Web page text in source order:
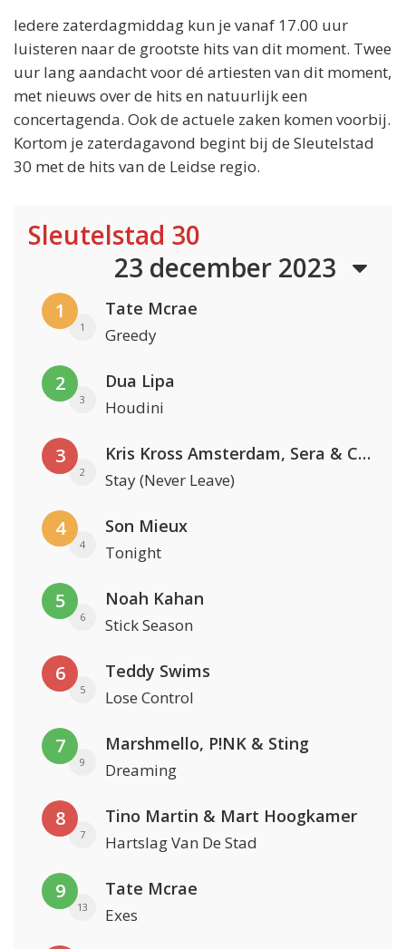
Iedere zaterdagmiddag kun je vanaf 17.00 uur
luisteren naar de grootste hits van dit moment. Twee
uur lang aandacht voor dé artiesten van dit moment,
met nieuws over de hits en natuurlijk een
concertagenda. Ook de actuele zaken komen voorbij.
Kortom je zaterdagavond begint bij de Sleutelstad
30 met de hits van de Leidse regio.
Sleutelstad 30
23 december 2023
1
1
Tate Mcrae
Greedy
2
3
Dua Lipa
Houdini
3
2
Kris Kross Amsterdam, Sera & Conor Maynard
Stay (Never Leave)
4
4
Son Mieux
Tonight
5
6
Noah Kahan
Stick Season
6
5
Teddy Swims
Lose Control
7
9
Marshmello, P!NK & Sting
Dreaming
8
7
Tino Martin & Mart Hoogkamer
Hartslag Van De Stad
9
13
Tate Mcrae
Exes